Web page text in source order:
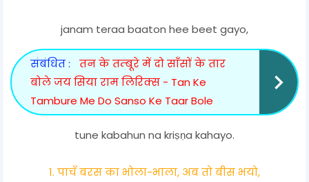
janam teraa baaton hee beet gayo,
संबंधित :
तन के तम्बूरे में दो साँसों के तार
बोले जय सिया राम लिरिक्स - Tan Ke
Tambure Me Do Sanso Ke Taar Bole
tune kabahun na kriṣṇa kahayo.
1. पाचँ बरस का भोला-भाला, अब तो बीस भयो,